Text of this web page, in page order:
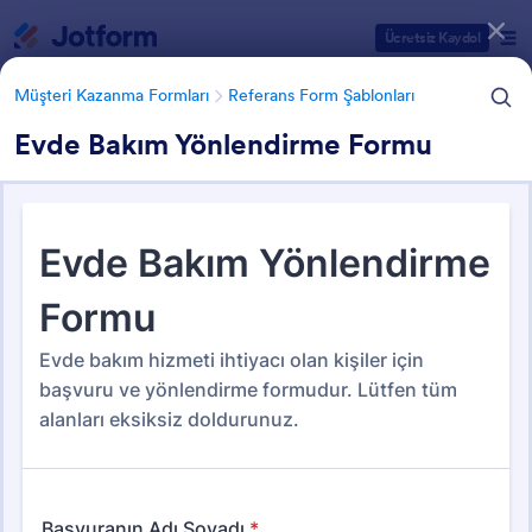
Ücretsiz Kaydol
Müşteri Kazanma Formları Referans Form Şablonları
Evde Bakım Yönlendirme Formu
Müşteri Kazanma Formları Referans Form Şablonları
Referans Form Şablonları
Form Şablonu Kategorileri